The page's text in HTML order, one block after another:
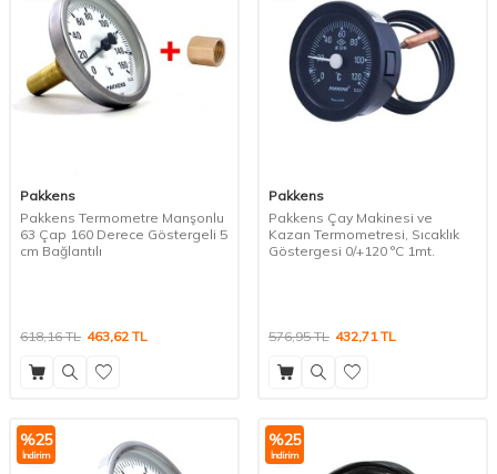
Pakkens
Pakkens Termometre Manşonlu
63 Çap 160 Derece Göstergeli 5
cm Bağlantılı
618,16TL 463,62 TL
Pakkens
Pakkens Çay Makinesi ve
Kazan Termometresi, Sıcaklık
Göstergesi 0/+120 °C 1mt.
576,95TL 432,71TL
%25
İndirim
%25
İndirim